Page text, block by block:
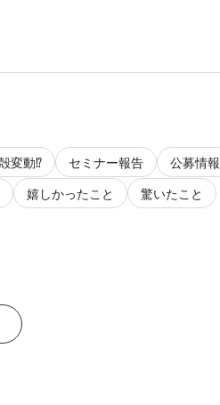
変動⁉️ セミナー報告
公募情報
嬉しかったこと
驚いたこと